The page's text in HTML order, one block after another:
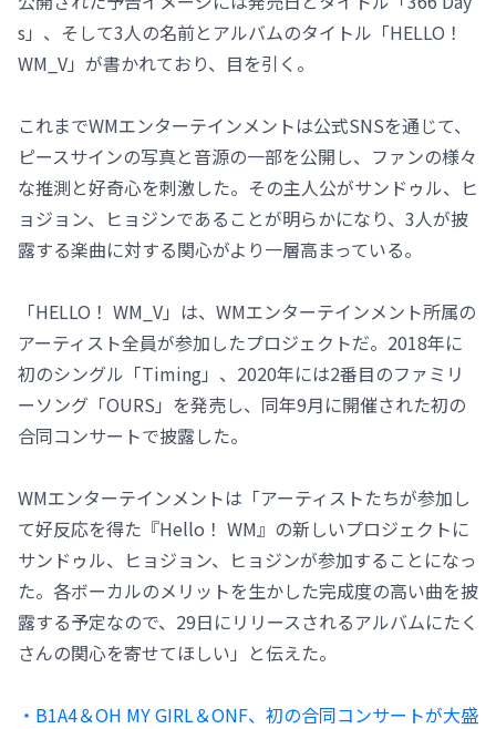
s」、そして3人の名前とアルバムのタイトル「HELLO！
WM_V」が書かれており、目を引く。
これまでWMエンターテインメントは公式SNSを通じて、
ピースサインの写真と音源の一部を公開し、ファンの様々
な推測と好奇心を刺激した。その主人公がサンドゥル、ヒ
ョジョン、ヒョジンであることが明らかになり、3人が披
露する楽曲に対する関心がより一層高まっている。
「HELLO！ WM_V」は、WMエンターテインメント所属の
アーティスト全員が参加したプロジェクトだ。2018年に
初のシングル「Timing」、2020年には2番目のファミリ
ーソング「OURS」を発売し、同年9月に開催された初の
合同コンサートで披露した。
WMエンターテインメントは「アーティストたちが参加し
て好反応を得た『Hello！ WM』の新しいプロジェクトに
サンドゥル、ヒョジョン、ヒョジンが参加することになっ
た。各ボーカルのメリットを生かした完成度の高い曲を披
露する予定なので、29日にリリースされるアルバムにたく
さんの関心を寄せてほしい」と伝えた。
・B1A4＆OH MY GIRL＆ONF、初の合同コンサートが大盛